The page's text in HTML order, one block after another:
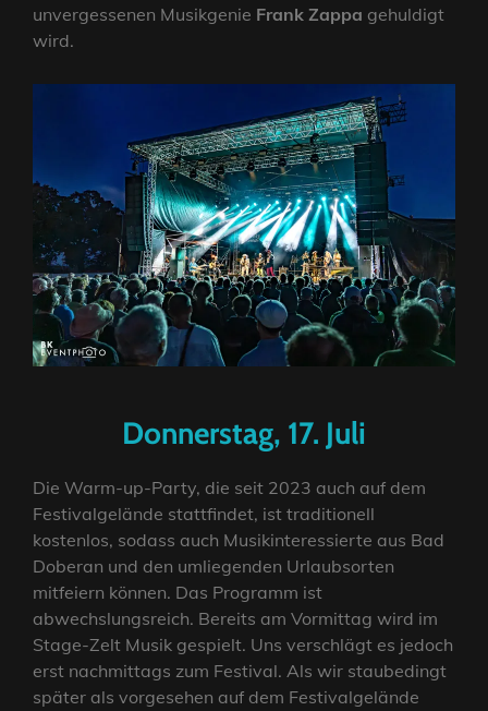
unvergessenen Musikgenie Frank Zappa gehuldigt
wird.
Donnerstag, 17. Juli
Die Warm-up-Party, die seit 2023 auch auf dem
Festivalgelände stattfindet, ist traditionell
kostenlos, sodass auch Musikinteressierte aus Bad
Doberan und den umliegenden Urlaubsorten
mitfeiern können. Das Programm ist
abwechslungsreich. Bereits am Vormittag wird im
Stage-Zelt Musik gespielt. Uns verschlägt es jedoch
erst nachmittags zum Festival. Als wir staubedingt
später als vorgesehen auf dem Festivalgelände